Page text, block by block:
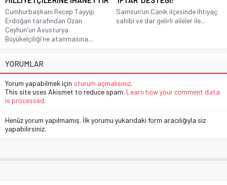
Cumhurbaşkanı Recep Tayyip
Erdoğan tarafından Ozan
Ceyhun'un Avusturya
Büyükelçiliği'ne atanmasına...
Samsun’un Canik ilçesinde ihtiyaç
sahibi ve dar gelirli aileler ile...
YORUMLAR
Yorum yapabilmek için oturum açmalısınız.
This site uses Akismet to reduce spam. Learn how your comment data
is processed.
Henüz yorum yapılmamış. İlk yorumu yukarıdaki form aracılığıyla siz
yapabilirsiniz.